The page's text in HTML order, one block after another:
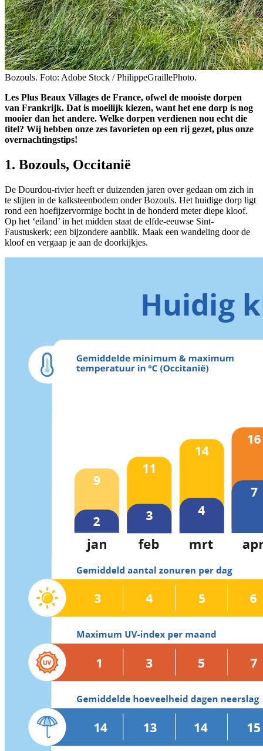
Bozouls. Foto: Adobe Stock / PhilippeGraillePhoto.
Les Plus Beaux Villages de France, ofwel de mooiste dorpen
van Frankrijk. Dat is moeilijk kiezen, want het ene dorp is nog
mooier dan het andere. Welke dorpen verdienen nou echt die
titel? Wij hebben onze zes favorieten op een rij gezet, plus onze
overnachtingstips!
1. Bozouls, Occitanië
De Dourdou-rivier heeft er duizenden jaren over gedaan om zich in
te slijten in de kalksteenbodem onder Bozouls. Het huidige dorp ligt
rond een hoefijzervormige bocht in de honderd meter diepe kloof.
Op het ‘eiland’ in het midden staat de elfde-eeuwse Sint-
Faustuskerk; een bijzondere aanblik. Maak een wandeling door de
kloof en vergaap je aan de doorkijkjes.